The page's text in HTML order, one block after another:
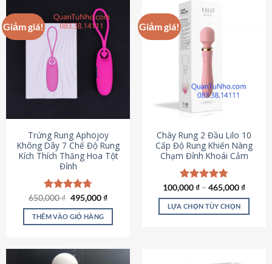
Giảm giá!
Trứng Rung Aphojoy
Không Dây 7 Chế Độ Rung
Kích Thích Thăng Hoa Tột
Đỉnh
Được xếp
hạng4.72
5 sao
650,000₫ Giá
là:
650,000 ₫.
495,000₫Giá
tại
495,000 ₫.
THÊM VÀO GIỎ HÀNG
Giảm giá!
Chày Rung 2 Đầu Lilo 10
Cấp Độ Rung Khiến Nàng
Chạm Đỉnh Khoái Cảm
Được xếp
hạng4.80
5 sao
100,000₫ – 465,000₫
LỰA CHỌN TÙY CHỌN